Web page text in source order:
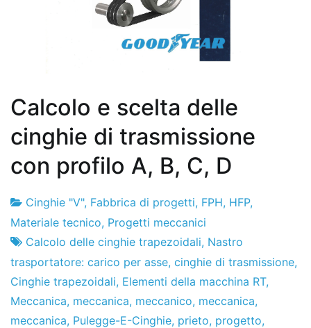
Calcolo e scelta delle
cinghie di trasmissione
con profilo A, B, C, D
Fabbrica
di
progetti
4
il
dicembre
de
2019
Cinghie "V", Fabbrica di progetti, FPH, HFP,
Materiale tecnico, Progetti meccanici
Calcolo delle cinghie trapezoidali, Nastro
trasportatore: carico per asse, cinghie di trasmissione,
Cinghie trapezoidali, Elementi della macchina RT,
Meccanica, meccanica, meccanico, meccanica,
meccanica, Pulegge-E-Cinghie, prieto, progetto,